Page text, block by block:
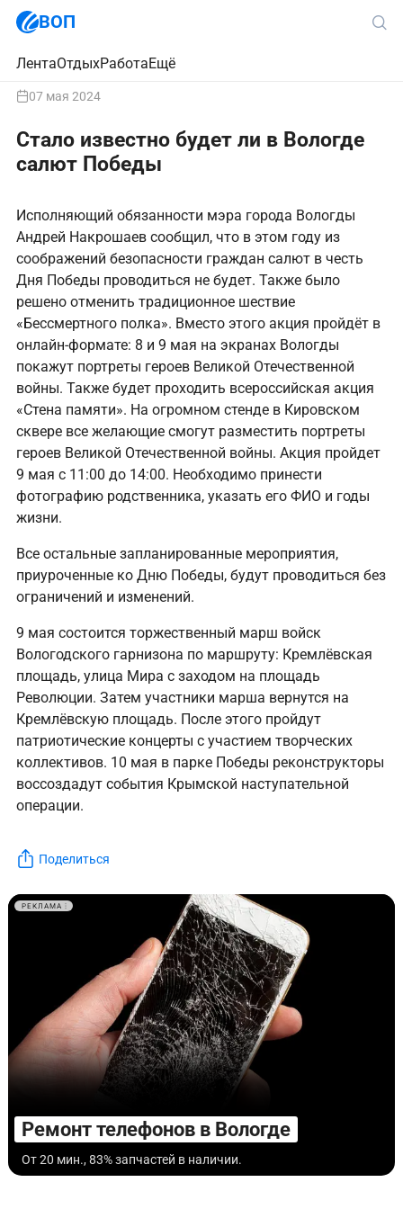
ВОП
ЛентаОтдыхРаботаЕщё
07 мая 2024
Стало известно будет ли в Вологде
салют Победы
Исполняющий обязанности мэра города Вологды
Андрей Накрошаев сообщил, что в этом году из
соображений безопасности граждан салют в честь
Дня Победы проводиться не будет. Также было
решено отменить традиционное шествие
«Бессмертного полка». Вместо этого акция пройдёт в
онлайн-формате: 8 и 9 мая на экранах Вологды
покажут портреты героев Великой Отечественной
войны. Также будет проходить всероссийская акция
«Стена памяти». На огромном стенде в Кировском
сквере все желающие смогут разместить портреты
героев Великой Отечественной войны. Акция пройдет
9 мая с 11:00 до 14:00. Необходимо принести
фотографию родственника, указать его ФИО и годы
жизни.
Все остальные запланированные мероприятия,
приуроченные ко Дню Победы, будут проводиться без
ограничений и изменений.
9 мая состоится торжественный марш войск
Вологодского гарнизона по маршруту: Кремлёвская
площадь, улица Мира с заходом на площадь
Революции. Затем участники марша вернутся на
Кремлёвскую площадь. После этого пройдут
патриотические концерты с участием творческих
коллективов. 10 мая в парке Победы реконструкторы
воссоздадут события Крымской наступательной
операции.
Поделиться
РЕКЛАМА
Ремонт телефонов в Вологде
От 20 мин., 83% запчастей в наличии.